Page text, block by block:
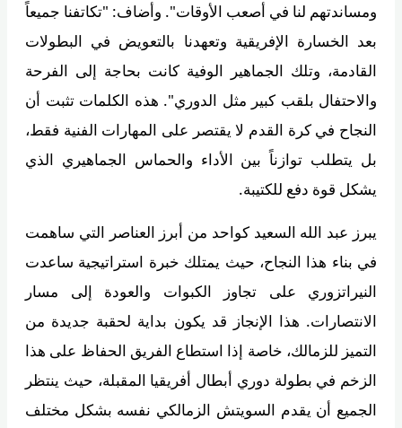
ومساندتهم لنا في أصعب الأوقات". وأضاف: "تكاتفنا جميعاً
بعد الخسارة الإفريقية وتعهدنا بالتعويض في البطولات
القادمة، وتلك الجماهير الوفية كانت بحاجة إلى الفرحة
والاحتفال بلقب كبير مثل الدوري". هذه الكلمات تثبت أن
النجاح في كرة القدم لا يقتصر على المهارات الفنية فقط،
بل يتطلب توازناً بين الأداء والحماس الجماهيري الذي
يشكل قوة دفع للكتيبة.
يبرز عبد الله السعيد كواحد من أبرز العناصر التي ساهمت
في بناء هذا النجاح، حيث يمتلك خبرة استراتيجية ساعدت
النيراتزوري على تجاوز الكبوات والعودة إلى مسار
الانتصارات. هذا الإنجاز قد يكون بداية لحقبة جديدة من
التميز للزمالك، خاصة إذا استطاع الفريق الحفاظ على هذا
الزخم في بطولة دوري أبطال أفريقيا المقبلة، حيث ينتظر
الجميع أن يقدم السويتش الزمالكي نفسه بشكل مختلف